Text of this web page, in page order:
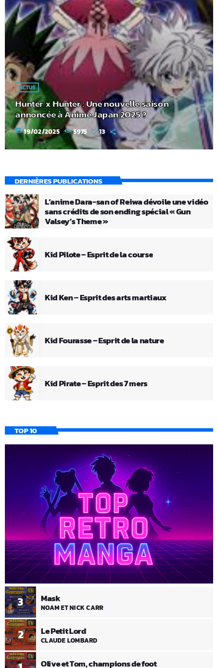
ACTUS
Hunter x Hunter : Une nouvelle saison
annoncée à Anime Japan 2025 ?
today 19/02/2025 5975 13
DERNIÈRES PUBLICATIONS
L’anime Dara-san of Reiwa dévoile une vidéo
sans crédits de son ending spécial « Gun
Valsey’s Theme »
Kid Pilote – Esprit de la course
Kid Ken – Esprit des arts martiaux
Kid Fourasse – Esprit de la nature
Kid Pirate – Esprit des 7 mers
TOP 10
Olive et Tom, champions de foot
2 Le Petit Lord
CLAUDE LOMBARD
3 Mask
NOAM ET NICK CARR